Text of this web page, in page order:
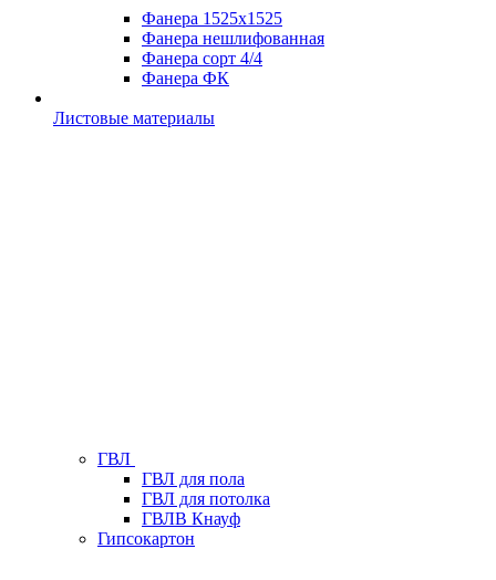
Фанера 1525х1525
Фанера нешлифованная
Фанера сорт 4/4
Фанера ФК
Листовые материалы
ГВЛ
ГВЛ для пола
ГВЛ для потолка
ГВЛВ Кнауф
Гипсокартон